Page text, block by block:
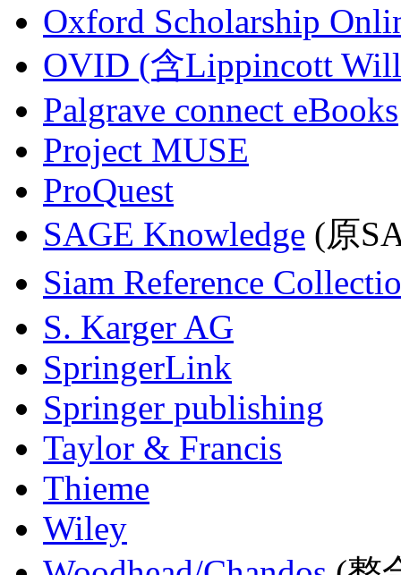
Oxford Scholarship
OVID (含Lippincott
Palgrave connect eBooks
Project MUSE
ProQuest
SAGE Knowledge (原
Siam Reference
S. Karger AG
SpringerLink
Springer publishing
Taylor & Francis
Thieme
Wiley